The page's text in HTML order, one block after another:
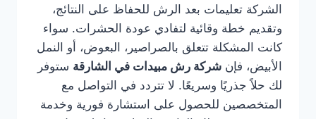
الشركة تعليمات بعد الرش للحفاظ على النتائج،
وتقديم خطة وقائية لتفادي عودة الحشرات. سواء
كانت المشكلة تتعلق بالصراصير، البعوض، أو النمل
الأبيض، فإن شركة رش مبيدات في الشارقة ستوفر
لك حلاً جذريًا وسريعًا. لا تتردد في التواصل مع
المتخصصين للحصول على استشارة فورية وخدمة